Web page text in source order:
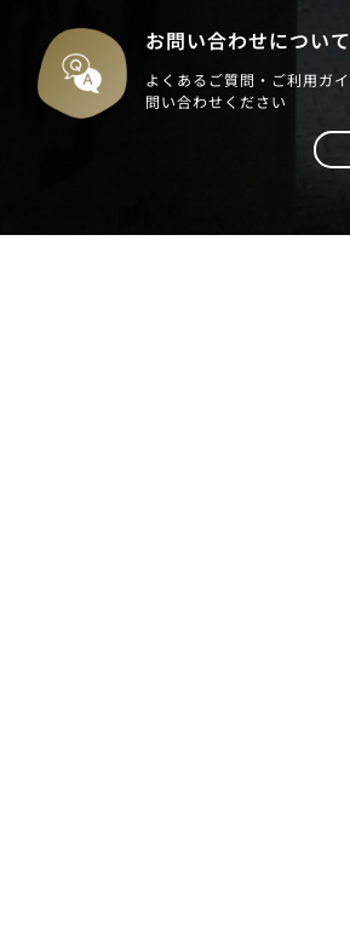
お問い合わせについて
よくあるご質問・ご利用ガ
問い合わせください